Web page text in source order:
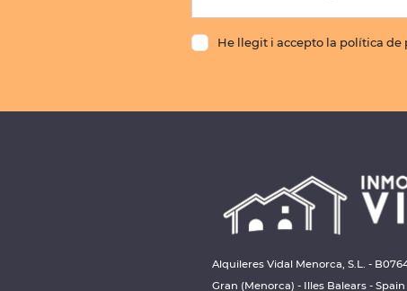
He llegit i accepto la política
Alquileres Vidal Menorca, S.L. -
Gran (Menorca) - Illes Balears - Spain